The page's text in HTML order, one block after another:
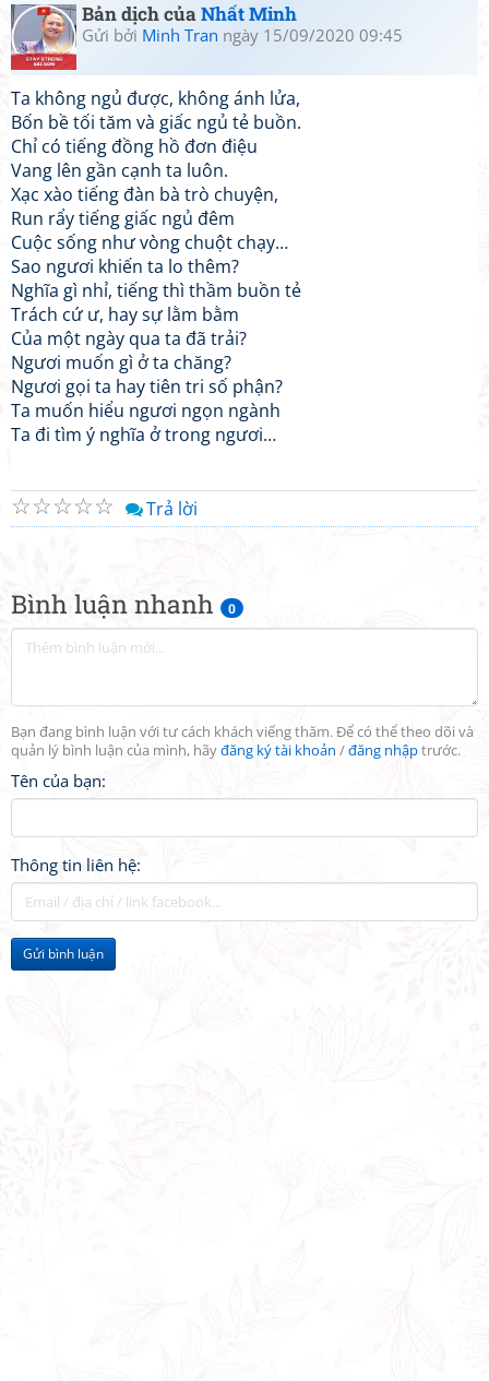
Bình luận nhanh 0
Bạn đang bình luận với tư cách khách viếng thăm. Để có thể theo dõi và
quản lý bình luận của mình, hãyđăng ký tài khoản /đăng nhậptrước.
Tên của bạn:
Thông tin liên hệ:
Gửi bình luận
Bản dịch củaNhất Minh
Gửi bởi Minh Tran ngày 15/09/2020 09:45
Ta không ngủ được, không ánh lửa,
Bốn bề tối tăm và giấc ngủ tẻ buồn.
Chỉ có tiếng đồng hồ đơn điệu
Vang lên gần cạnh ta luôn.
Xạc xào tiếng đàn bà trò chuyện,
Run rẩy tiếng giấc ngủ đêm
Cuộc sống như vòng chuột chạy…
Sao ngươi khiến ta lo thêm?
Nghĩa gì nhỉ, tiếng thì thầm buồn tẻ
Trách cứ ư, hay sự lằm bằm
Của một ngày qua ta đã trải?
Ngươi muốn gì ở ta chăng?
Ngươi gọi ta hay tiên tri số phận?
Ta muốn hiểu ngươi ngọn ngành
Ta đi tìm ý nghĩa ở trong ngươi…
☆
☆
☆
☆
☆ Trả lời